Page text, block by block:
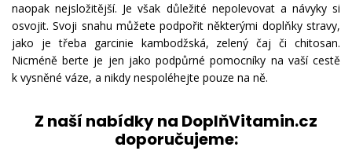
naopak nejsložitější. Je však důležité nepolevovat a návyky si
osvojit. Svoji snahu můžete podpořit některými doplňky stravy,
jako je třeba garcinie kambodžská, zelený čaj či chitosan.
Nicméně berte je jen jako podpůrné pomocníky na vaší cestě
k vysněné váze, a nikdy nespoléhejte pouze na ně.
Z naší nabídky na DoplňVitamin.cz
doporučujeme: